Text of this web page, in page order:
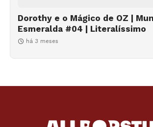
Dorothy e o Mágico de OZ |
Esmeralda #04 | Literalíssimo
há 3 meses